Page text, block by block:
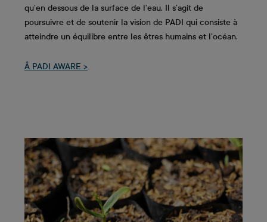
qu’en dessous de la surface de l’eau. Il s’agit de
poursuivre et de soutenir la vision de PADI qui consiste à
atteindre un équilibre entre les êtres humains et l’océan.
Â PADI AWARE >